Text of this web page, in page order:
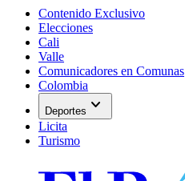
Contenido Exclusivo
Elecciones
Cali
Valle
Comunicadores en Comunas
Colombia
Deportes expand_more
Licita
Turismo